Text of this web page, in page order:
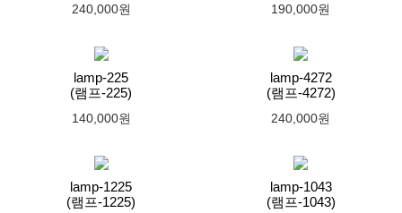
240,000원 190,000원
lamp-225
(램프-225)
140,000원
lamp-4272
(램프-4272)
240,000원
lamp-1225
(램프-1225)
lamp-1043
(램프-1043)